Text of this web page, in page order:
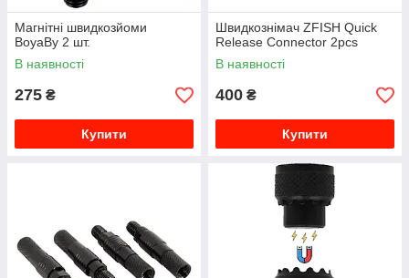
Магнітні швидкозйоми
BoyaBy 2 шт.
В наявності
275 ₴
Купити
Швидкознімач ZFISH Quick
Release Connector 2pcs
В наявності
400 ₴
Купити